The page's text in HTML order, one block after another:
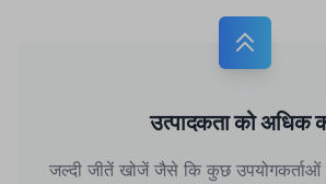
उत्पादकता को अधिक
जल्दी जीतें खोजें जैसे कि कुछ उपयोगकर्ताओं